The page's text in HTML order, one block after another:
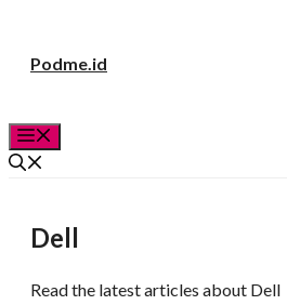
Podme.id
Dell
Read the latest articles about Dell